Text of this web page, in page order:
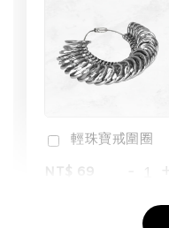
輕珠寶戒圍圈
NT$ 69
+